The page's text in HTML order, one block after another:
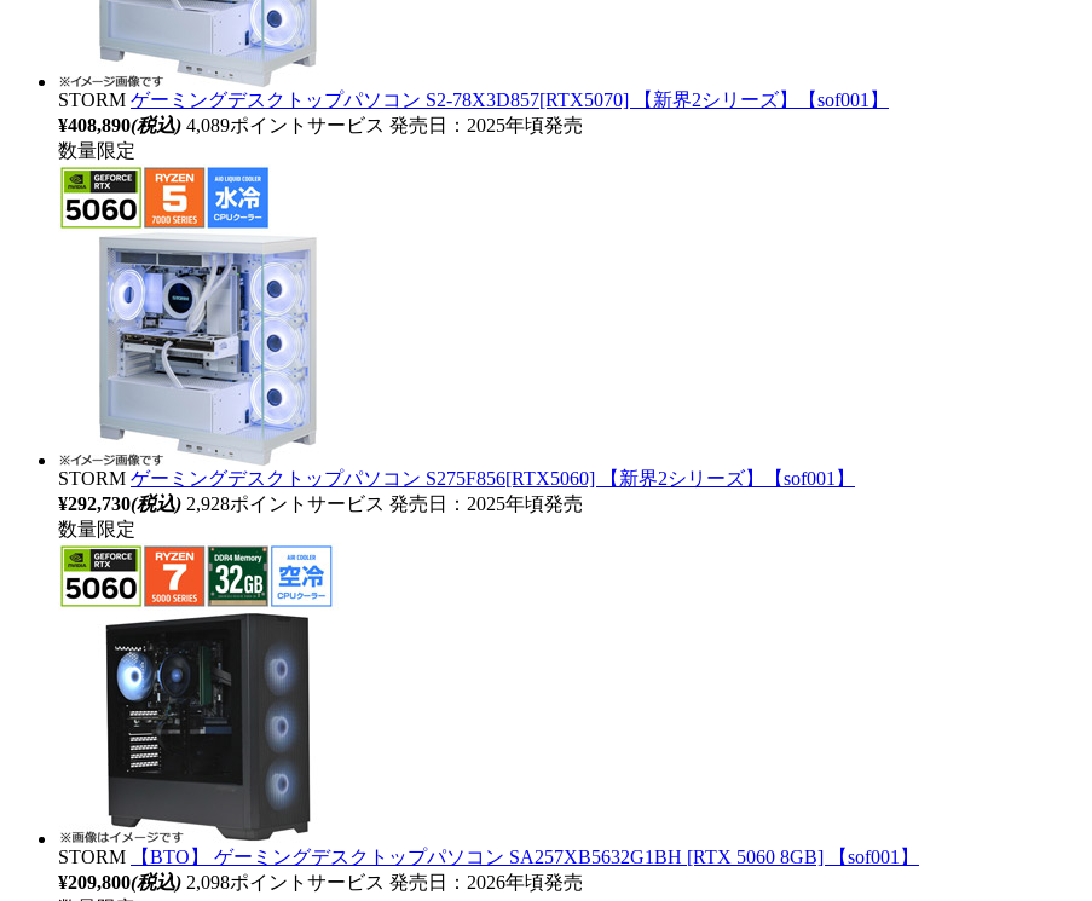
STORM ゲーミングデスクトップパソコン S2-78X3D857[RTX5070] 【新界2シリーズ】【sof001】
¥408,890(税込) 4,089ポイントサービス 発売日：2025年頃発売
数量限定
STORM ゲーミングデスクトップパソコン S275F856[RTX5060] 【新界2シリーズ】【sof001】
¥292,730(税込) 2,928ポイントサービス 発売日：2025年頃発売
数量限定
STORM
【BTO】 ゲーミングデスクトップパソコン SA257XB5632G1BH [RTX 5060 8GB] 【sof001】
¥209,800(税込) 2,098ポイントサービス 発売日：2026年頃発売